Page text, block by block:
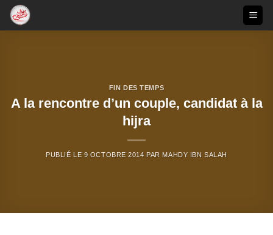
Passer
FIN DES TEMPS
A la rencontre d’un couple, candidat à la
hijra
PUBLIÉ LE 9 OCTOBRE 2014 PAR MAHDY IBN SALAH